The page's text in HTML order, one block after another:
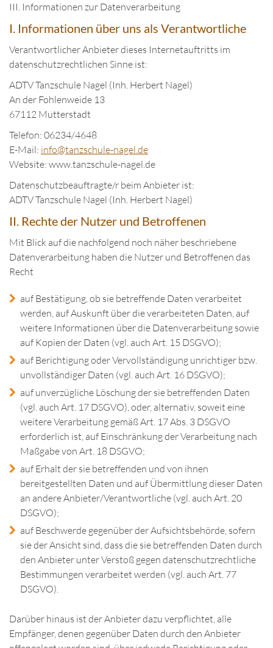
III. Informationen zur Datenverarbeitung
I. Informationen über uns als Verantwortliche
Verantwortlicher Anbieter dieses Internetauftritts im
datenschutzrechtlichen Sinne ist:
ADTV Tanzschule Nagel (Inh. Herbert Nagel)
An der Fohlenweide 13
67112 Mutterstadt
Telefon: 06234/4648
E-Mail: info@tanzschule-nagel.de
Website: www.tanzschule-nagel.de
Datenschutzbeauftragte/r beim Anbieter ist:
ADTV Tanzschule Nagel (Inh. Herbert Nagel)
II. Rechte der Nutzer und Betroffenen
Mit Blick auf die nachfolgend noch näher beschriebene
Datenverarbeitung haben die Nutzer und Betroffenen das
Recht
auf Bestätigung, ob sie betreffende Daten verarbeitet
werden, auf Auskunft über die verarbeiteten Daten, auf
weitere Informationen über die Datenverarbeitung sowie
auf Kopien der Daten (vgl. auch Art. 15 DSGVO);
auf Berichtigung oder Vervollständigung unrichtiger bzw.
unvollständiger Daten (vgl. auch Art. 16 DSGVO);
auf unverzügliche Löschung der sie betreffenden Daten
(vgl. auch Art. 17 DSGVO), oder, alternativ, soweit eine
weitere Verarbeitung gemäß Art. 17 Abs. 3 DSGVO
erforderlich ist, auf Einschränkung der Verarbeitung nach
Maßgabe von Art. 18 DSGVO;
auf Erhalt der sie betreffenden und von ihnen
bereitgestellten Daten und auf Übermittlung dieser Daten
an andere Anbieter/Verantwortliche (vgl. auch Art. 20
DSGVO);
auf Beschwerde gegenüber der Aufsichtsbehörde, sofern
sie der Ansicht sind, dass die sie betreffenden Daten durch
den Anbieter unter Verstoß gegen datenschutzrechtliche
Bestimmungen verarbeitet werden (vgl. auch Art. 77
DSGVO).
Darüber hinaus ist der Anbieter dazu verpflichtet, alle
Empfänger, denen gegenüber Daten durch den Anbieter